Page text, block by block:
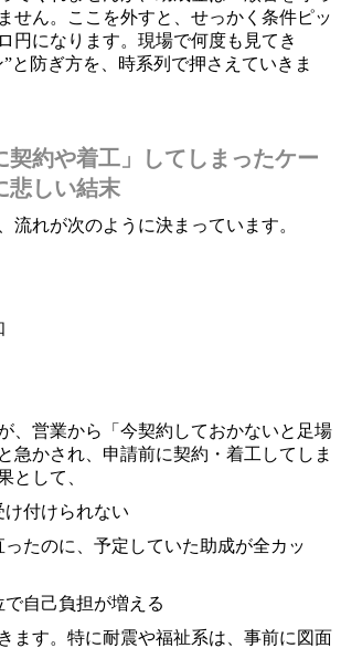
せん。ここを外すと、せっかく条件ピッ
円になります。現場で何度も見てき
と防ぎ方を、時系列で押さえていきま
契約や着工」してしまったケー
悲しい結末
流れが次のように決まっています。
、営業から「今契約しておかないと足場
急かされ、申請前に契約・着工してしま
として、
け付けられない
ったのに、予定していた助成が全カッ
自己負担が増える
ます。特に耐震や福祉系は、事前に図面